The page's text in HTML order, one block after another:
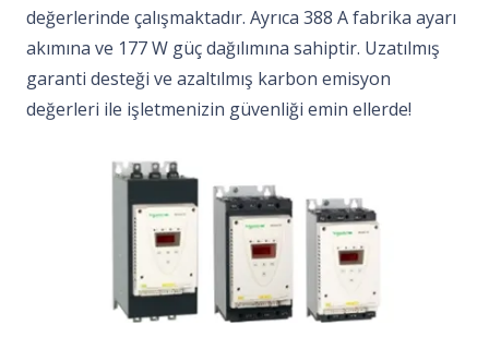
değerlerinde çalışmaktadır. Ayrıca 388 A fabrika ayarı
akımına ve 177 W güç dağılımına sahiptir. Uzatılmış
garanti desteği ve azaltılmış karbon emisyon
değerleri ile işletmenizin güvenliği emin ellerde!